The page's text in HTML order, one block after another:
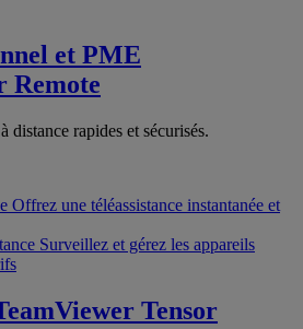
et PME
Remote
distance rapides et sécurisés.
Offrez une téléassistance instantanée et
Surveillez et gérez les appareils
Tensor